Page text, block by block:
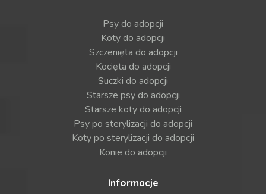
Psy do adopcji
Koty do adopcji
Szczenięta do adopcji
Kocięta do adopcji
Suczki do adopcji
Starsze psy do adopcji
Starsze koty do adopcji
Psy po sterylizacji do adopcji
Koty po sterylizacji do adopcji
Konie do adopcji
Informacje